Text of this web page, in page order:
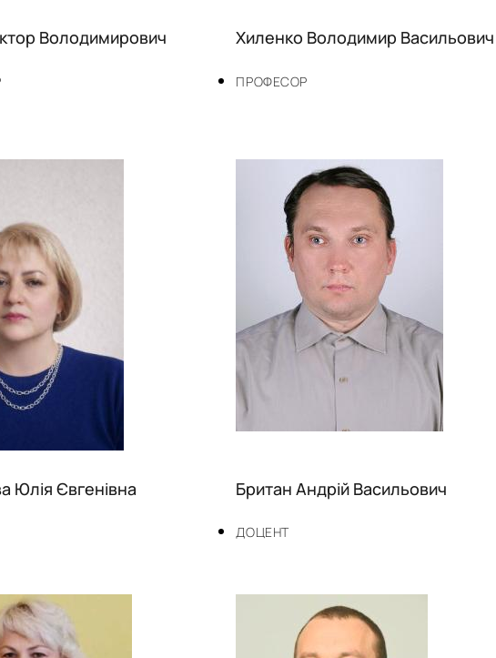
Володимирович
ПРОФЕСОР
Хиленко Володимир Васильович
Юлія Євгенівна
ДОЦЕНТ
Бритaн Aндрiй Bаcильович